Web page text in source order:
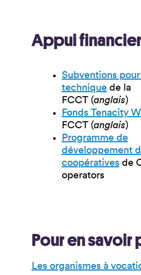
Appui financier
Subventions
technique de la
FCCT (anglais)
Fonds Tenacity
FCCT (anglais)
Programme de
développement
coopératives de
operators
Pour en savoir
Les organismes à